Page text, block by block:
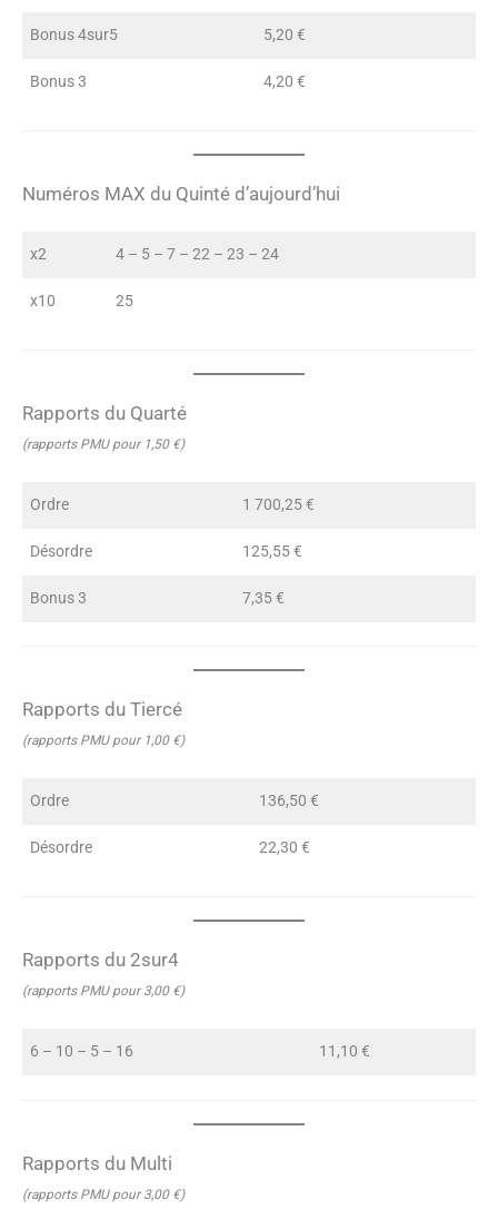
Bonus 4sur5 5,20 €
Bonus 3 4,20 €
Numéros MAX du Quinté d’aujourd’hui
x2 4 – 5 – 7 – 22 – 23 – 24
x10 25
Rapports du Quarté
(rapports PMU pour 1,50 €)
Ordre 1 700,25 €
Désordre 125,55 €
Bonus 3 7,35 €
Rapports du Tiercé
(rapports PMU pour 1,00 €)
Ordre 136,50 €
Désordre 22,30 €
Rapports du 2sur4
(rapports PMU pour 3,00 €)
6 – 10 – 5 – 16 11,10 €
Rapports du Multi
(rapports PMU pour 3,00 €)